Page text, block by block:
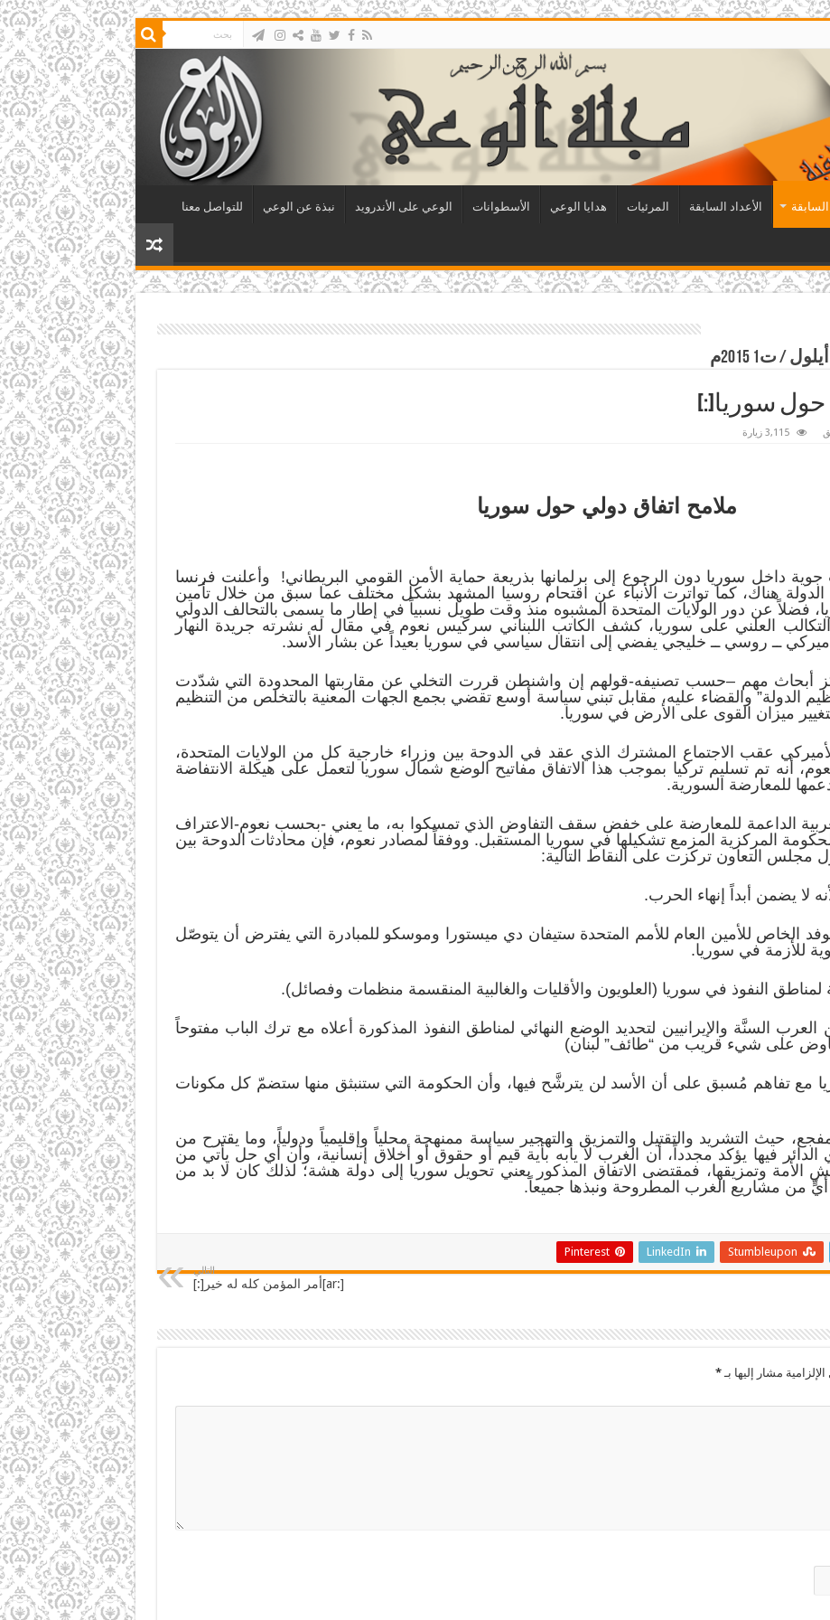
الأعداد السابقة المرئيات هدايا الوعي الأسطوانات الوعي على الأندرويد نبذة عن الوعي للتواصل معنا
3,115 زيارة
ملامح اتفاق دولي حول سوريا
داخل سوريا دون الرجوع إلى برلمانها بذريعة حماية الأمن القومي البريطاني! وأعلنت فرنسا
هناك، كما تواترت الأنباء عن اقتحام روسيا المشهد بشكل مختلف عما سبق من خلال تأمين
فضلاً عن دور الولايات المتحدة المشبوه منذ وقت طويل نسبياً في إطار ما يسمى بالتحالف الدولي
العلني على سوريا، كشف الكاتب اللبناني سركيس نعوم في مقال له نشرته جريدة النهار
أميركي ــ روسي ــ خليجي يفضي إلى انتقال سياسي في سوريا بعيداً عن بشار الأسد.
أبحاث مهم –حسب تصنيفه-قولهم إن واشنطن قررت التخلي عن مقاربتها المحدودة التي شدّدت
الدولة” والقضاء عليه، مقابل تبني سياسة أوسع تقضي بجمع الجهات المعنية بالتخلص من التنظيم
ميزان القوى على الأرض في سوريا.
عقب الاجتماع المشترك الذي عقد في الدوحة بين وزراء خارجية كل من الولايات المتحدة،
أنه تم تسليم تركيا بموجب هذا الاتفاق مفاتيح الوضع شمال سوريا لتعمل على هيكلة الانتفاضة
للمعارضة السورية.
الداعمة للمعارضة على خفض سقف التفاوض الذي تمسكوا به، ما يعني -بحسب نعوم-الاعتراف
المركزية المزمع تشكيلها في سوريا المستقبل. ووفقاً لمصادر نعوم، فإن محادثات الدوحة بين
مجلس التعاون تركزت على النقاط التالية:
الخاص للأمين العام للأمم المتحدة ستيفان دي ميستورا وموسكو للمبادرة التي يفترض أن يتوصّل
للأزمة في سوريا.
السنَّة والإيرانيين لتحديد الوضع النهائي لمناطق النفوذ المذكورة أعلاه مع ترك الباب مفتوحاً
على شيء قريب من “طائف” لبنان)
مع تفاهم مُسبق على أن الأسد لن يترشَّح فيها، وأن الحكومة التي ستنبثق منها ستضمّ كل مكونات
حيث التشريد والتقتيل والتمزيق والتهجير سياسة ممنهجة محلياً وإقليمياً ودولياً، وما يقترح من
فيها يؤكد مجدداً، أن الغرب لا يأبه بأية قيم أو حقوق أو أخلاق إنسانية، وأن أي حل يأتي من
الأمة وتمزيقها، فمقتضى الاتفاق المذكور يعني تحويل سوريا إلى دولة هشة؛ لذلك كان لا بد من
من مشاريع الغرب المطروحة ونبذها جميعاً.
Stumbleupon
LinkedIn
Pinterest
التالي
[:ar]أمر المؤمن كله له خير[:]
مشار إليها بـ*